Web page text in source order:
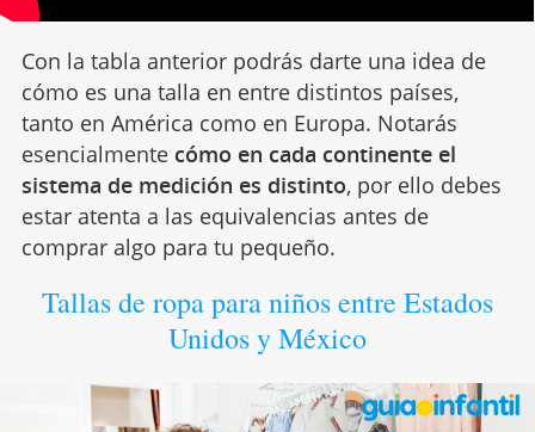
Con la tabla anterior podrás darte una idea de
cómo es una talla en entre distintos países,
tanto en América como en Europa. Notarás
esencialmente cómo en cada continente el
sistema de medición es distinto, por ello debes
estar atenta a las equivalencias antes de
comprar algo para tu pequeño.
Tallas de ropa para niños entre Estados
Unidos y México